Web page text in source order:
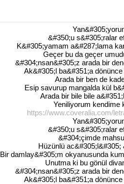
&#350;u s&#305;ralar
K&#305;yamam a&#287;lama
Geçer bu da geçer
&#304;nsan&#305;z arada bir
Ak&#305;l ba&#351;a
Arada bir ben de
Esip savurup mangalda kül
Arada bir bile bile
Yeniliyorum kendime
https://www.coveralia.com/
&#350;u s&#305;ralar
&#304;çimde
Hüzünlü ac&#305;l&#305;
Bir damlay&#305;m okyanusunda
Unutma ki bu gönül
&#304;nsan&#305;z arada bir
Ak&#305;l ba&#351;a